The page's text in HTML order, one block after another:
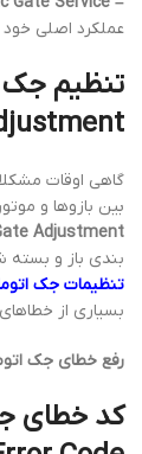
عملکرد اصلی
گاهی اوقات
بین بازوها و
Adjustment
بندی باز و بسته
تنظیمات جک
بسیاری از
رفع خطای جک